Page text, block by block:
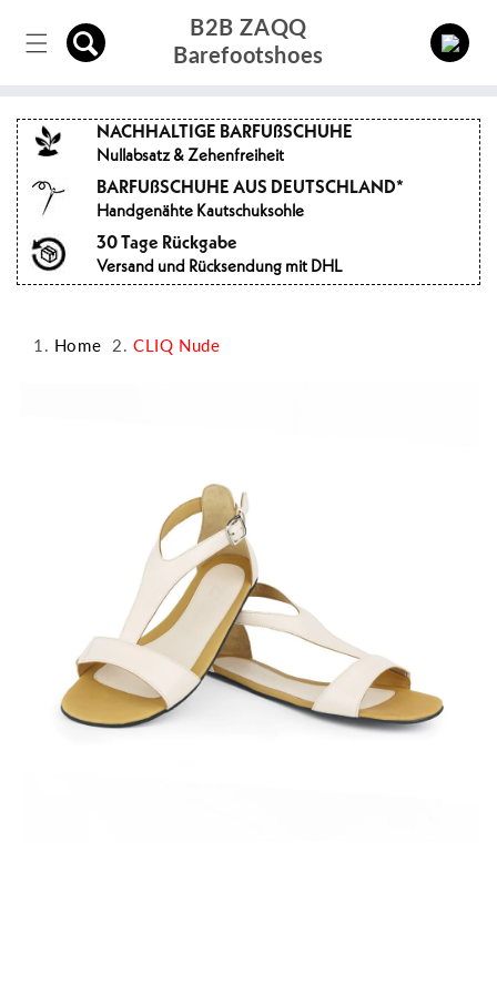
Inhalt
B2B ZAQQ
Barefootshoes
Einloggen
NACHHALTIGE BARFUßSCHUHE
Nullabsatz & Zehenfreiheit
BARFUßSCHUHE AUS DEUTSCHLAND*
Handgenähte Kautschuksohle
30 Tage Rückgabe
Versand und Rücksendung mit DHL
Home CLIQ Nude